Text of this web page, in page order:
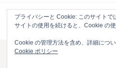
Powered byWordPress |
プライバシーと Cookie: このサイト
サイトの使用を続けると、Cookie の
Cookie の管理方法を含め、詳細につ
Cookie ポリシー